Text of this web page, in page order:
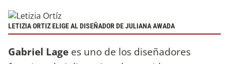
LETIZIA ORTIZ ELIGE AL DISEÑADOR DE JULIANA AWADA
Gabriel Lage es uno de los diseñadores